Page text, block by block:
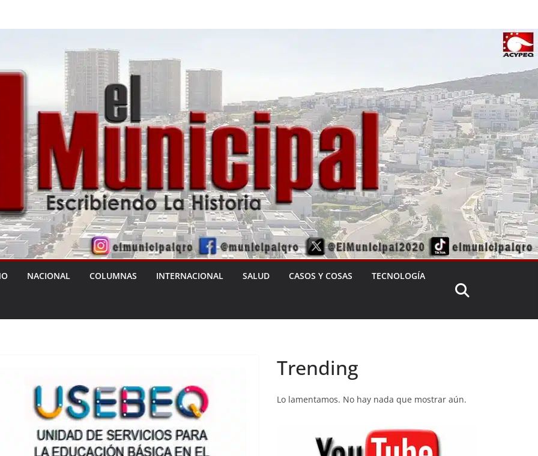
NACIONAL COLUMNAS INTERNACIONAL SALUD CASOS Y COSAS TECNOLOGÍA
Trending
Lo lamentamos. No hay nada que mostrar aún.